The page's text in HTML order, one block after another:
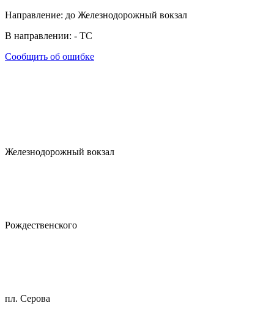
Направление: до Железнодорожный вокзал
В направлении: - ТС
Сообщить об ошибке
Железнодорожный вокзал
Рождественского
пл. Серова